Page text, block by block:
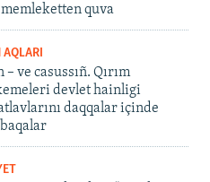
quva
AQLARI
– ve casussıñ. Qırım
devlet hainligi
daqqalar içinde